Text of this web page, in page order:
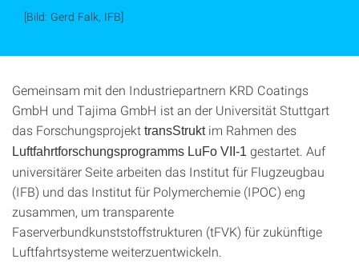
[Bild: Gerd Falk, IFB]
Gemeinsam mit den Industriepartnern KRD Coatings
GmbH und Tajima GmbH ist an der Universität Stuttgart
das Forschungsprojekt transStruktim Rahmen des
Luftfahrtforschungsprogramms LuFo VII-1 gestartet. Auf
universitärer Seite arbeiten das Institut für Flugzeugbau
(IFB) und das Institut für Polymerchemie (IPOC) eng
zusammen, um transparente
Faserverbundkunststoffstrukturen (tFVK) für zukünftige
Luftfahrtsysteme weiterzuentwickeln.